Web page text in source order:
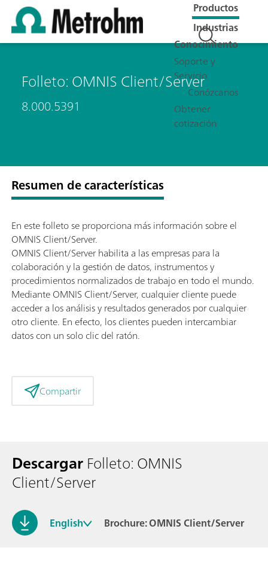
Productos
Industrias
Conocimiento
Soporte y
Servicio
Conózcanos
Obtener
cotización
Folleto: OMNIS Client/Server
8.000.5391
Resumen de características
En este folleto se proporciona más información sobre el
OMNIS Client/Server.
OMNIS Client/Server habilita a las empresas para la
colaboración y la gestión de datos, instrumentos y
procedimientos normalizados de trabajo en todo el mundo.
Mediante OMNIS Client/Server, cualquier cliente puede
acceder a los análisis y resultados generados por cualquier
otro cliente. En efecto, los clientes pueden intercambiar
datos con un solo clic del ratón.
Compartir
DescargarFolleto: OMNIS
Client/Server
English Brochure: OMNIS Client/Server